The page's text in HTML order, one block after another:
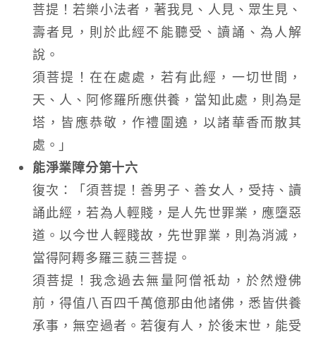
菩提！若樂小法者，著我見、人見、眾生見、
壽者見，則於此經不能聽受、讀誦、為人解
說。
須菩提！在在處處，若有此經，一切世間，
天、人、阿修羅所應供養，當知此處，則為是
塔，皆應恭敬，作禮圍遶，以諸華香而散其
處。」
能淨業障分第十六
復次：「須菩提！善男子、善女人，受持、讀
誦此經，若為人輕賤，是人先世罪業，應墮惡
道。以今世人輕賤故，先世罪業，則為消滅，
當得阿耨多羅三藐三菩提。
須菩提！我念過去無量阿僧祇劫，於然燈佛
前，得值八百四千萬億那由他諸佛，悉皆供養
承事，無空過者。若復有人，於後末世，能受